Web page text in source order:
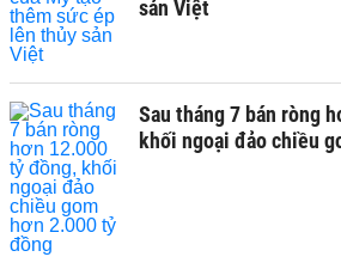
sản Việt
Sau tháng 7 bán ròng
khối ngoại đảo chiều